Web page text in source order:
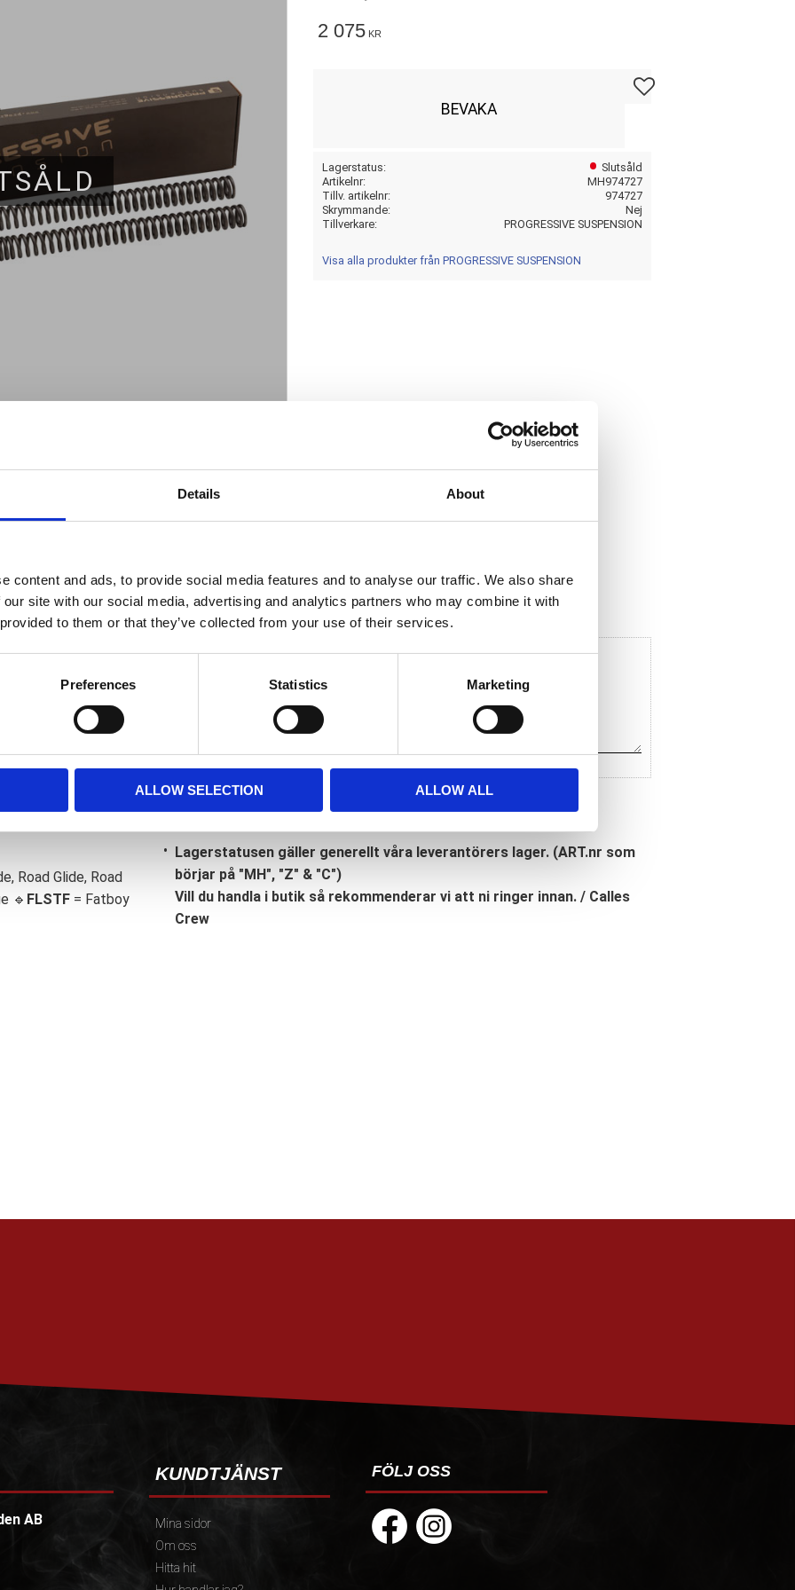
Details About
content and ads, to provide social media features and to analyse our traffic. We also share
site with our social media, advertising and analytics partners who may combine it with
to them or that they’ve collected from your use of their services.
Preferences Statistics Marketing
ALLOW SELECTION ALLOW ALL
2 075 KR
Lägg till i favoriter
BEVAKA
Lagerstatus
Slutsåld
Artikelnr
MH974727
Tillv. artikelnr
974727
Skrymmande
Nej
Tillverkare
PROGRESSIVE SUSPENSION
Visa alla produkter från PROGRESSIVE SUSPENSION
Precision wound and made of high
Dela med dig
c
b
o
Road Glide, Road
🔹 FLSTF = Fatboy
Lagerstatusen gäller generellt våra leverantörers lager. (ART.nr som
börjar på "MH", "Z" & "C")
Vill du handla i butik så rekommenderar vi att ni ringer innan. / Calles
Crew
AB
KUNDTJÄNST
Mina sidor
Om oss
Hitta hit
FÖLJ OSS